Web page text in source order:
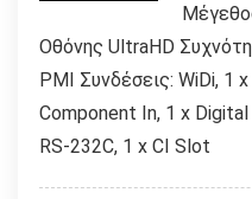
Οθόνης UltraHD
PMI Συνδέσεις: WiDi, 1
Component In, 1 x
RS-232C, 1 x CI Slot